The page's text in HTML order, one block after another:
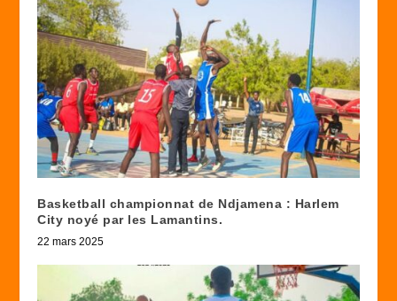
Basketball championnat de Ndjamena : Harlem
City noyé par les Lamantins.
22 mars 2025